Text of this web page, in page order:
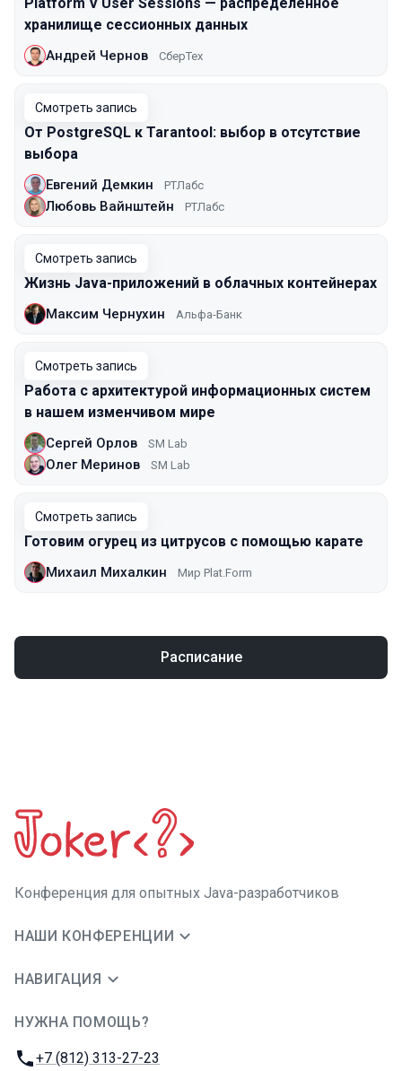
хранилище сессионных данных
Андрей Чернов СберТех
Смотреть запись
От PostgreSQL к Tarantool: выбор в отсутствие
выбора
Евгений Демкин РТЛабс
Любовь Вайнштейн РТЛабс
Смотреть запись
Жизнь Java-приложений в облачных контейнерах
Максим Чернухин Альфа-Банк
Смотреть запись
Работа с архитектурой информационных систем
в нашем изменчивом мире
Сергей Орлов SM Lab
Олег Меринов SM Lab
Смотреть запись
Готовим огурец из цитрусов с помощью карате
Михаил Михалкин Мир Plat.Form
Расписание
Конференция для опытных Java-разработчиков
НАШИ КОНФЕРЕНЦИИ
НАВИГАЦИЯ
НУЖНА ПОМОЩЬ?
Телефон:
+7 (812) 313-27-23